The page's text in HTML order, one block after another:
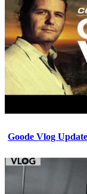
Goode Vlog